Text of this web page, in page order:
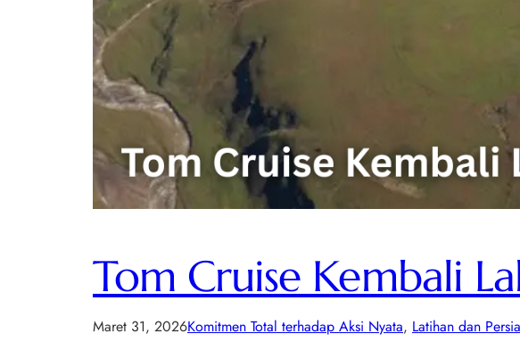
Tom Cruise Kembali
Maret 31, 2026Komitmen Total terhadap Aksi Nyata, Latihan dan